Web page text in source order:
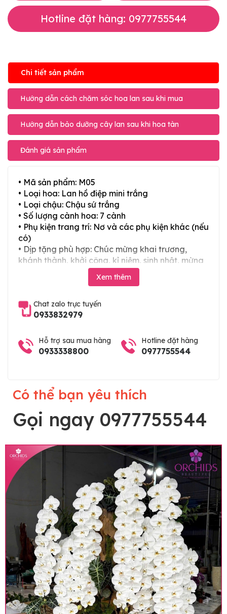
Hotline đặt hàng: 0977755544
Chi tiết sản phẩm
Hướng dẫn cách chăm sóc hoa lan sau khi mua
Hướng dẫn bảo dưỡng cây lan sau khi hoa tàn
Đánh giá sản phẩm
• Mã sản phẩm: M05
• Loại hoa: Lan hồ điệp mini trắng
• Loại chậu: Chậu sứ trắng
• Số lượng cành hoa: 7 cành
• Phụ kiện trang trí: Nơ và các phụ kiện khác (nếu
có)
• Dịp tặng phù hợp: Chúc mừng khai trương,
khánh thành, khởi công, kỉ niệm, sinh nhật, mừng
thọ, mừng cưới, tân gia và các ngày lễ tết trong
Lưu ý trước khi đặt hàng
• Về cây hoa: Một chậu hoa lan hồ điệp đẹp và
hoàn chỉnh sẽ được phối ghép từ nhiều cây hoa
và tạo dáng hoàn toàn thủ công nên có thể sẽ
khác nhau đôi chút giữa sản phẩm thực tế và
Xem thêm
Chat zalo trực tuyến
0933832979
Hỗ trợ sau mua hàng
0933338800
Hotline đặt hàng
0977755544
Có thể bạn yêu thích
Gọi ngay 0977755544